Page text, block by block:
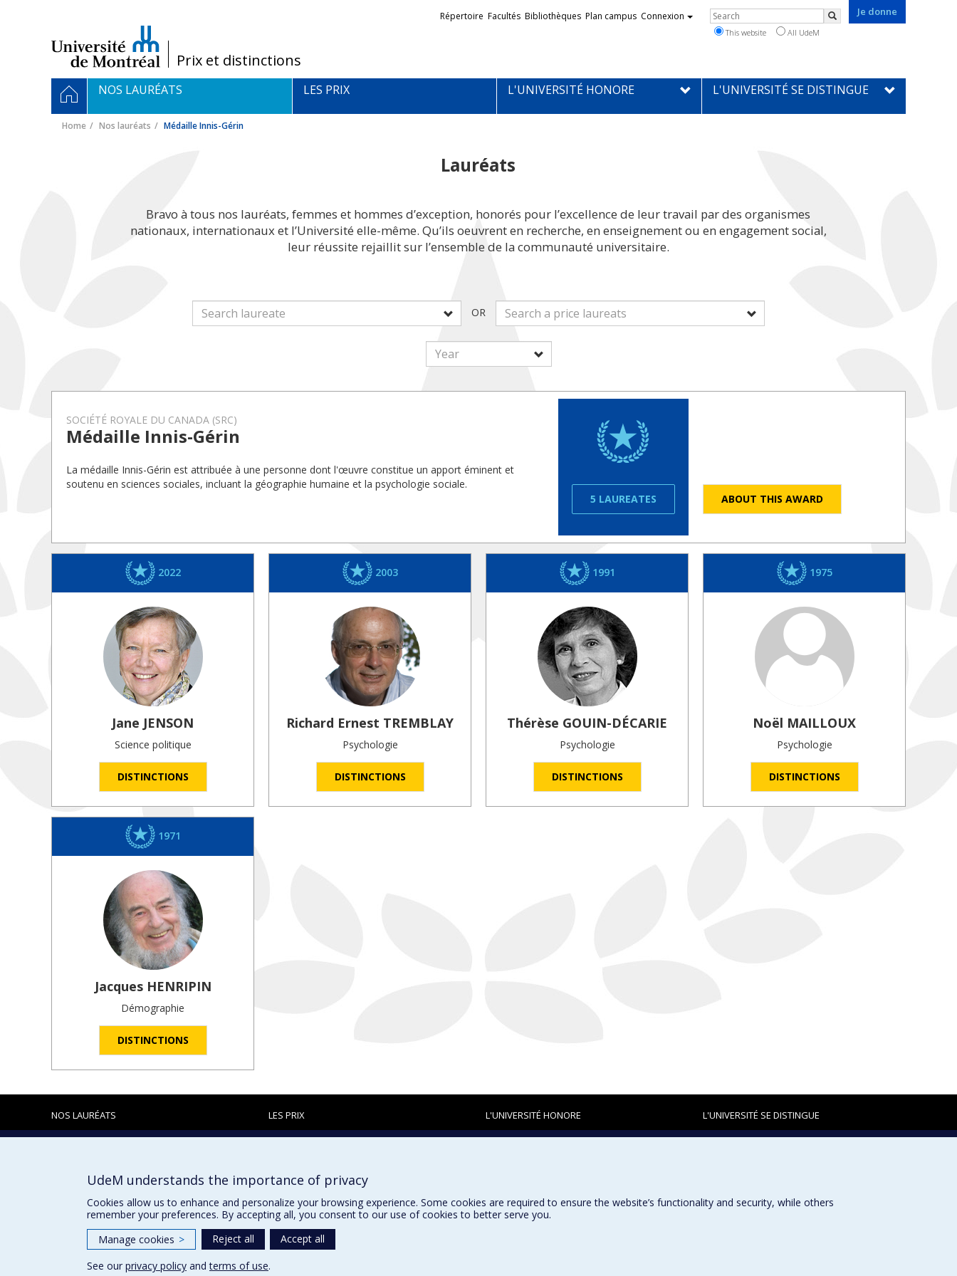
/Prix et distinctions
Je donne
Liens
externes
Répertoire Facultés Bibliothèques Plan campus Connexion Rechercher
Search
This website All UdeM
Navigation
principale
HOMENOS LAURÉATS LES PRIX L'UNIVERSITÉ HONORE L'UNIVERSITÉ SE DISTINGUE
Home Nos lauréats Médaille Innis-Gérin
Lauréats
Bravo à tous nos lauréats, femmes et hommes d’exception, honorés pour l’excellence de leur travail par des organismes
nationaux, internationaux et l’Université elle-même. Qu’ils oeuvrent en recherche, en enseignement ou en engagement social,
leur réussite rejaillit sur l’ensemble de la communauté universitaire.
OR
SOCIÉTÉ ROYALE DU CANADA (SRC)
Médaille Innis-Gérin
La médaille Innis-Gérin est attribuée à une personne dont l'œuvre constitue un apport éminent et
soutenu en sciences sociales, incluant la géographie humaine et la psychologie sociale.
5 LAUREATES
ABOUT THIS AWARD
2022
Jane JENSON
Science politique
DISTINCTIONS
2003
Richard Ernest TREMBLAY
Psychologie
DISTINCTIONS
1991
Thérèse GOUIN-DÉCARIE
Psychologie
DISTINCTIONS
1975
Noël MAILLOUX
Psychologie
DISTINCTIONS
1971
Jacques HENRIPIN
Démographie
DISTINCTIONS
NOS LAURÉATS LES PRIX L'UNIVERSITÉ HONORE L'UNIVERSITÉ SE DISTINGUE
Terms of use Cookie Settings
UdeM understands the importance of privacy
Cookies allow us to enhance and personalize your browsing experience. Some cookies are required to ensure the website’s functionality and security, while others
remember your preferences. By accepting all, you consent to our use of cookies to better serve you.
Manage cookies > Reject all
Accept all
See our privacy policy andterms of use.